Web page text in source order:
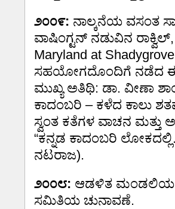
೨೦೦೯: ನಾಲ್ಕನೆಯ ವಸಂತ
ವಾಷಿಂಗ್ಟನ್ ನಡುವಿನ
Maryland at
ಸಹಯೋಗದೊಂದಿಗೆ ನಡೆದ ಈ
ಮುಖ್ಯ ಅತಿಥಿ: ಡಾ. ವೀಣಾ
ಕಾದಂಬರಿ – ಕಳೆದ ಕಾಲು
ಸ್ವಂತ ಕತೆಗಳ ವಾಚನ ಮತ್ತು
“ಕನ್ನಡ ಕಾದಂಬರಿ
ನಟರಾಜ).
೨೦೦೮: ಆಡಳಿತ ಮಂಡಲಿಯ
ಸಮಿತಿಯ ಚುನಾವಣೆ.